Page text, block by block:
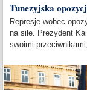
Tunezyjska
Represje wobec
na sile. Prezydent
swoimi